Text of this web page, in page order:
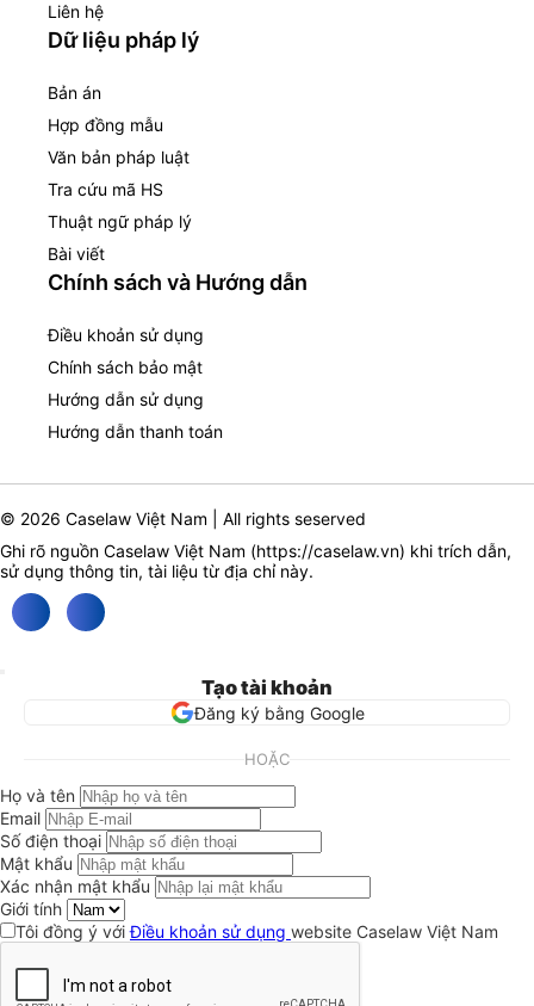
Liên hệ
Dữ liệu pháp lý
Bản án
Hợp đồng mẫu
Văn bản pháp luật
Tra cứu mã HS
Thuật ngữ pháp lý
Bài viết
Chính sách và Hướng dẫn
Điều khoản sử dụng
Chính sách bảo mật
Hướng dẫn sử dụng
Hướng dẫn thanh toán
© 2026 Caselaw Việt Nam | All rights seserved
Ghi rõ nguồn Caselaw Việt Nam (https://caselaw.vn) khi trích dẫn,
sử dụng thông tin, tài liệu từ địa chỉ này.
Tạo tài khoản
Đăng ký bằng Google
HOẶC
Họ và tên
Email
Số điện thoại
Mật khẩu
Xác nhận mật khẩu
Giới tính
Tôi đồng ý vớiĐiều khoản sử dụng website Caselaw Việt Nam